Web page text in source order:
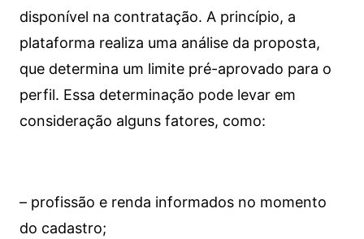
disponível na contratação. A princípio, a
plataforma realiza uma análise da proposta,
que determina um limite pré-aprovado para o
perfil. Essa determinação pode levar em
consideração alguns fatores, como:
– profissão e renda informados no momento
do cadastro;